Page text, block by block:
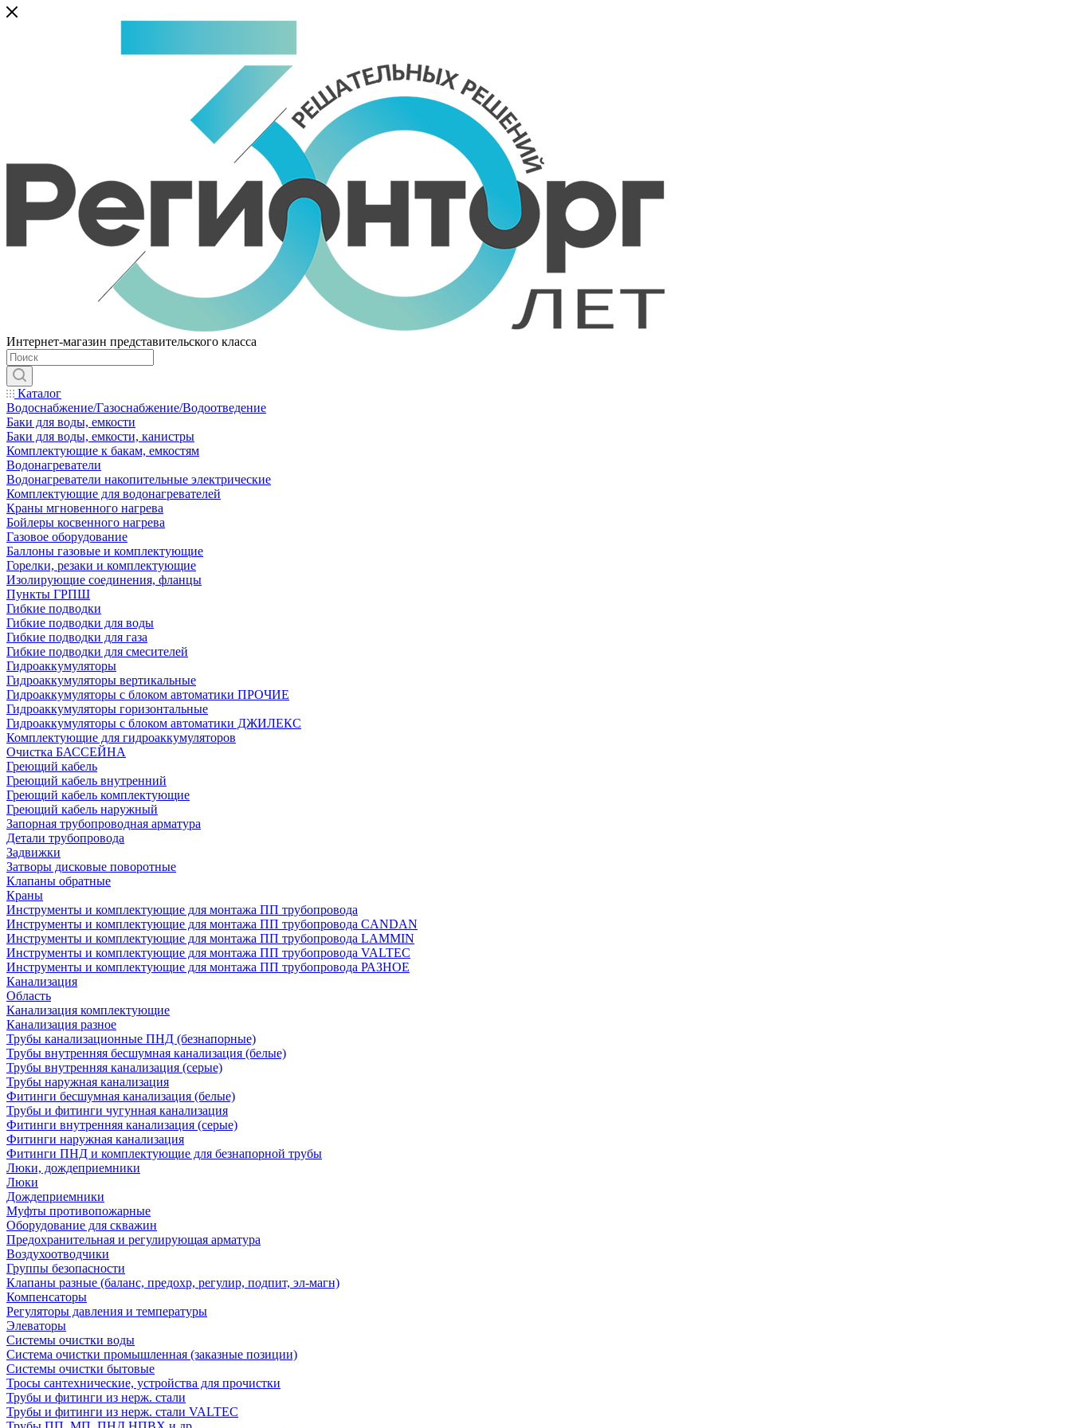
Интернет-магазин представительского класса
Каталог
Водоснабжение/Газоснабжение/Водоотведение
Баки для воды, емкости
Баки для воды, емкости, канистры
Комплектующие к бакам, емкостям
Водонагреватели
Водонагреватели накопительные электрические
Комплектующие для водонагревателей
Краны мгновенного нагрева
Бойлеры косвенного нагрева
Газовое оборудование
Баллоны газовые и комплектующие
Горелки, резаки и комплектующие
Изолирующие соединения, фланцы
Пункты ГРПШ
Гибкие подводки
Гибкие подводки для воды
Гибкие подводки для газа
Гибкие подводки для смесителей
Гидроаккумуляторы
Гидроаккумуляторы вертикальные
Гидроаккумуляторы с блоком автоматики ПРОЧИЕ
Гидроаккумуляторы горизонтальные
Гидроаккумуляторы с блоком автоматики ДЖИЛЕКС
Комплектующие для гидроаккумуляторов
Очистка БАССЕЙНА
Греющий кабель
Греющий кабель внутренний
Греющий кабель комплектующие
Греющий кабель наружный
Запорная трубопроводная арматура
Детали трубопровода
Задвижки
Затворы дисковые поворотные
Клапаны обратные
Краны
Инструменты и комплектующие для монтажа ПП трубопровода
Инструменты и комплектующие для монтажа ПП трубопровода CANDAN
Инструменты и комплектующие для монтажа ПП трубопровода LAMMIN
Инструменты и комплектующие для монтажа ПП трубопровода VALTEC
Инструменты и комплектующие для монтажа ПП трубопровода РАЗНОЕ
Канализация
Область
Канализация комплектующие
Канализация разное
Трубы канализационные ПНД (безнапорные)
Трубы внутренняя бесшумная канализация (белые)
Трубы внутренняя канализация (серые)
Трубы наружная канализация
Фитинги бесшумная канализация (белые)
Трубы и фитинги чугунная канализация
Фитинги внутренняя канализация (серые)
Фитинги наружная канализация
Фитинги ПНД и комплектующие для безнапорной трубы
Люки, дождеприемники
Люки
Дождеприемники
Муфты противопожарные
Оборудование для скважин
Предохранительная и регулирующая арматура
Воздухоотводчики
Группы безопасности
Клапаны разные (баланс, предохр, регулир, подпит, эл-магн)
Компенсаторы
Регуляторы давления и температуры
Элеваторы
Системы очистки воды
Система очистки промышленная (заказные позиции)
Системы очистки бытовые
Тросы сантехнические, устройства для прочистки
Трубы и фитинги из нерж. стали
Трубы и фитинги из нерж. стали VALTEC